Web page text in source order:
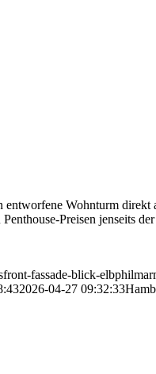
Wohnturm direkt
Preisen jenseits
fassade-blick-
2026-04-27 09:32:33